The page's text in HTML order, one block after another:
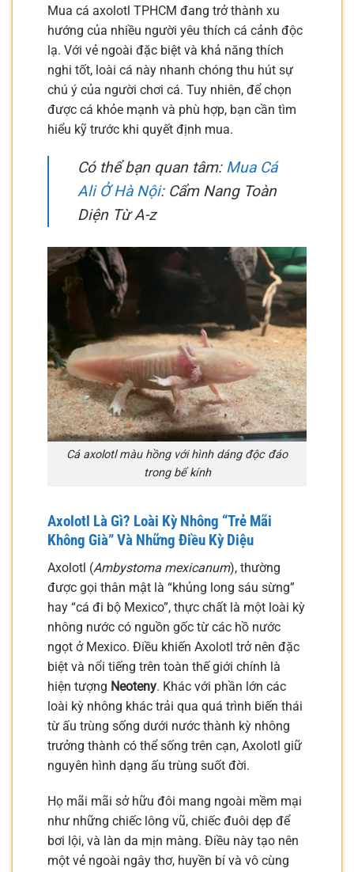
Mua cá axolotl TPHCM đang trở thành xu
hướng của nhiều người yêu thích cá cảnh độc
lạ. Với vẻ ngoài đặc biệt và khả năng thích
nghi tốt, loài cá này nhanh chóng thu hút sự
chú ý của người chơi cá. Tuy nhiên, để chọn
được cá khỏe mạnh và phù hợp, bạn cần tìm
hiểu kỹ trước khi quyết định mua.
Có thể bạn quan tâm: Mua Cá
Ali Ở Hà Nội: Cẩm Nang Toàn
Diện Từ A-z
Cá axolotl màu hồng với hình dáng độc đáo
trong bể kính
Axolotl Là Gì? Loài Kỳ Nhông “Trẻ Mãi
Không Già” Và Những Điều Kỳ Diệu
Axolotl (Ambystoma mexicanum), thường
được gọi thân mật là “khủng long sáu sừng”
hay “cá đi bộ Mexico”, thực chất là một loài kỳ
nhông nước có nguồn gốc từ các hồ nước
ngọt ở Mexico. Điều khiến Axolotl trở nên đặc
biệt và nổi tiếng trên toàn thế giới chính là
hiện tượng Neoteny. Khác với phần lớn các
loài kỳ nhông khác trải qua quá trình biến thái
từ ấu trùng sống dưới nước thành kỳ nhông
trưởng thành có thể sống trên cạn, Axolotl giữ
nguyên hình dạng ấu trùng suốt đời.
Họ mãi mãi sở hữu đôi mang ngoài mềm mại
như những chiếc lông vũ, chiếc đuôi dẹp để
bơi lội, và làn da mịn màng. Điều này tạo nên
một vẻ ngoài ngây thơ, huyền bí và vô cùng